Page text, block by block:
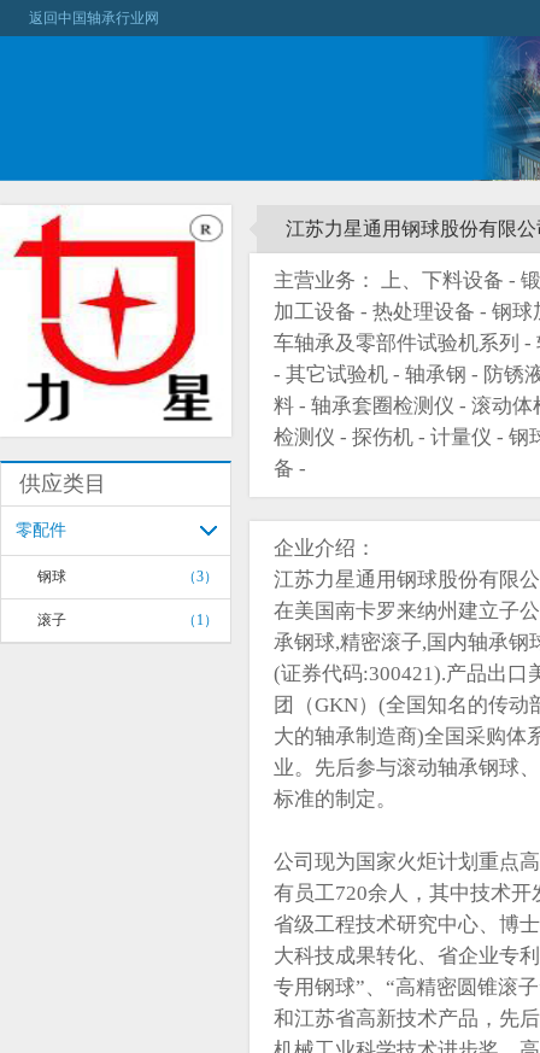
返回中国轴承行业网
供应类目
零配件
钢球 （3）
滚子 （1）
江苏力星通用钢球股份有限公
主营业务： 上、下料设备 -
加工设备 - 热处理设备 - 钢
车轴承及零部件试验机系列
- 其它试验机 - 轴承钢 - 防锈
料 - 轴承套圈检测仪 - 滚动
检测仪 - 探伤机 - 计量仪 - 钢
备 -
企业介绍：
江苏力星通用钢球股份有限
在美国南卡罗来纳州建立子
承钢球,精密滚子,国内轴承钢
(证券代码:300421).产品出口
团（GKN）(全国知名的传动
大的轴承制造商)全国采购体
业。先后参与滚动轴承钢球
标准的制定。
公司现为国家火炬计划重点
有员工720余人，其中技术
省级工程技术研究中心、博
大科技成果转化、省企业专
专用钢球”、“高精密圆锥滚
和江苏省高新技术产品，先